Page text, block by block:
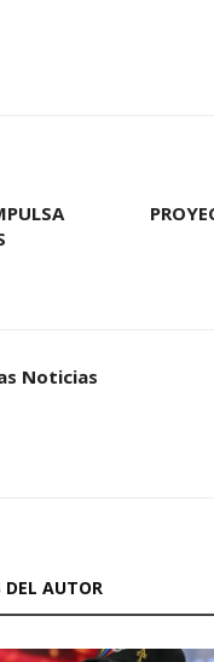
Noticias
DEL AUTOR